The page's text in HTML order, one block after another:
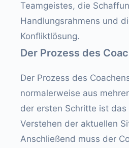
Teamgeistes, die
Handlungsrahmens und
Konfliktlösung.
Der Prozess des
Der Prozess des
normalerweise aus
der ersten Schritte ist das
Verstehen der aktuellen
Anschließend muss der